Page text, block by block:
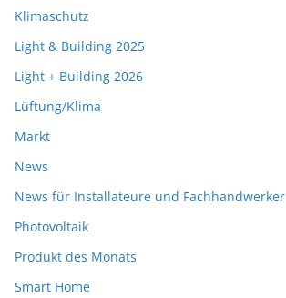
Klimaschutz
Light & Building 2025
Light + Building 2026
Lüftung/Klima
Markt
News
News für Installateure und Fachhandwerker
Photovoltaik
Produkt des Monats
Smart Home